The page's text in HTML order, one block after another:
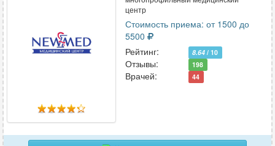
центр
Стоимость приема: от 1500 до
5500
Рейтинг:
8.64 / 10
Отзывы: 198
Врачей: 44